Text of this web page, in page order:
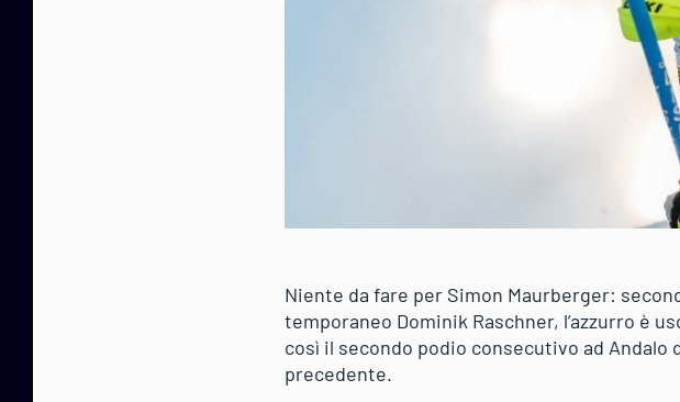
Niente da fare per Simon Maurberger:
temporaneo Dominik Raschner, l’azzurro è
così il secondo podio consecutivo ad
precedente.